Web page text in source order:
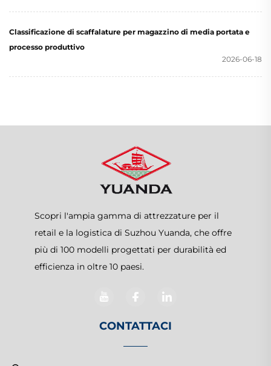
Classificazione di scaffalature per magazzino di media portata e
processo produttivo
2026-06-18
Scopri l'ampia gamma di attrezzature per il
retail e la logistica di Suzhou Yuanda, che offre
più di 100 modelli progettati per durabilità ed
efficienza in oltre 10 paesi.
CONTATTACI